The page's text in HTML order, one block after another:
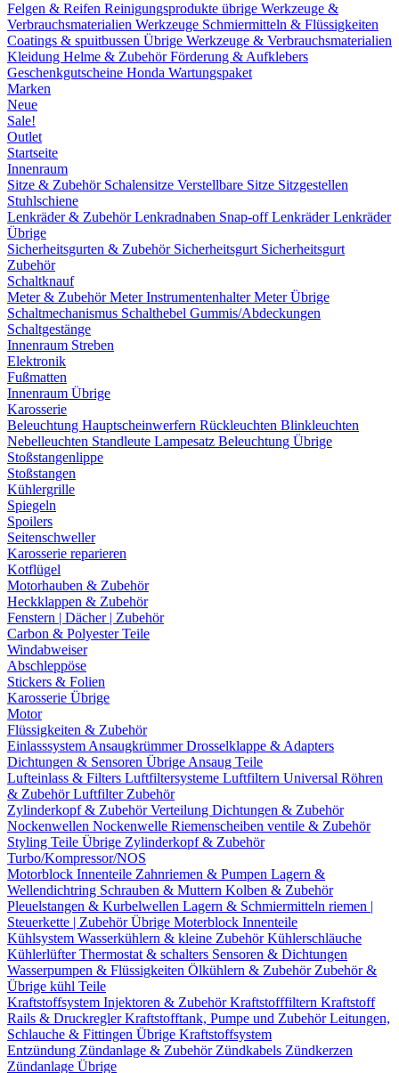
Felgen & Reifen Reinigungsprodukte übrige Werkzeuge &
Verbrauchsmaterialien Werkzeuge Schmiermitteln & Flüssigkeiten
Coatings & spuitbussen Übrige Werkzeuge & Verbrauchsmaterialien
Kleidung Helme & ZubehörFörderung & Aufklebers
Geschenkgutscheine Honda Wartungspaket
Marken
Neue
Sale!
Outlet
Startseite
Innenraum
Sitze & Zubehör Schalensitze Verstellbare Sitze Sitzgestellen
Stuhlschiene
Lenkräder & ZubehörLenkradnaben Snap-offLenkräderLenkräder
Übrige
Sicherheitsgurten & Zubehör Sicherheitsgurt Sicherheitsgurt
Zubehör
Schaltknauf
Meter & ZubehörMeterInstrumentenhalterMeter Übrige
Schaltmechanismus Schalthebel Gummis/Abdeckungen
Schaltgestänge
Innenraum Streben
Elektronik
Fußmatten
Innenraum Übrige
Karosserie
Beleuchtung Hauptscheinwerfern Rückleuchten Blinkleuchten
Nebelleuchten Standleute Lampesatz Beleuchtung Übrige
Stoßstangenlippe
Stoßstangen
Kühlergrille
Spiegeln
Spoilers
Seitenschweller
Karosserie reparieren
Kotflügel
Motorhauben & Zubehör
Heckklappen & Zubehör
Fenstern | Dächer | Zubehör
Carbon & Polyester Teile
Windabweiser
Abschleppöse
Stickers & Folien
Karosserie Übrige
Motor
Flüssigkeiten & Zubehör
Einlasssystem AnsaugkrümmerDrosselklappe & Adapters
Dichtungen & Sensoren Übrige Ansaug Teile
Lufteinlass & Filters Luftfiltersysteme Luftfiltern Universal Röhren
& ZubehörLuftfilter Zubehör
Zylinderkopf & ZubehörVerteilung Dichtungen & Zubehör
Nockenwellen Nockenwelle Riemenscheiben ventile & Zubehör
Styling Teile Übrige Zylinderkopf & Zubehör
Turbo/Kompressor/NOS
Motorblock Innenteile Zahnriemen & Pumpen Lagern &
Wellendichtring Schrauben & Muttern Kolben & Zubehör
Pleuelstangen & Kurbelwellen Lagern & Schmiermitteln riemen |
Steuerkette | ZubehörÜbrige Moterblock Innenteile
Kühlsystem Wasserkühlern & kleine ZubehörKühlerschläuche
KühlerlüfterThermostat & schalters Sensoren & Dichtungen
Wasserpumpen & Flüssigkeiten Ölkühlern & Zubehör Zubehör &
Übrige kühl Teile
Kraftstoffsystem Injektoren & ZubehörKraftstofffiltern Kraftstoff
Rails & DruckreglerKraftstofftank, Pumpe und ZubehörLeitungen,
Schlauche & Fittingen Übrige Kraftstoffsystem
Entzündung Zündanlage & Zubehör Zündkabels Zündkerzen
Zündanlage Übrige